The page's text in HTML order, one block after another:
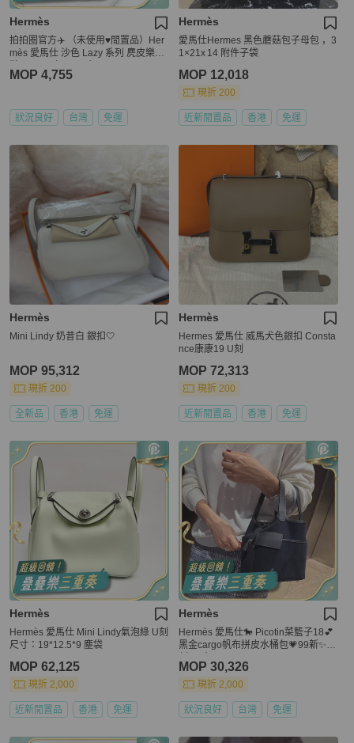
Hermès
拍拍圈官方✈️ （未使用♥️閒置品）Her
mès 愛馬仕 沙色 Lazy 系列 麂皮樂福
MOP 4,755
狀況良好 台灣 免運
Hermès
愛馬仕Hermes 黑色蘑菇包子母包 ，3
1×21x 14 附件子袋
MOP 12,018
現折 200
近新閒置品 香港 免運
Hermès
Mini Lindy 奶昔白 銀扣🤍
MOP 95,312
現折 200
全新品 香港 免運
Hermès
Hermes 愛馬仕 威馬犬色銀扣 Consta
nce康康19 U刻
MOP 72,313
現折 200
近新閒置品 香港 免運
Hermès
Hermès 愛馬仕 Mini Lindy氣泡綠 U刻
尺寸：19*12.5*9 塵袋
MOP 62,125
現折 2,000
近新閒置品 香港 免運
Hermès
Hermès 愛馬仕🐎 Picotin菜籃子18💕
黑金cargo帆布拼皮水桶包💗99新✨ B
MOP 30,326
現折 2,000
狀況良好 台灣 免運